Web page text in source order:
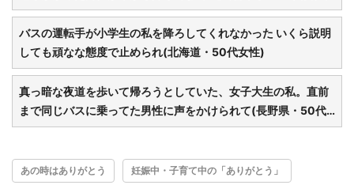
バスの運転手が小学生の私を降ろしてくれなかった いくら説明
しても頑なな態度で止められ(北海道・50代女性)
真っ暗な夜道を歩いて帰ろうとしていた、女子大生の私。直前
まで同じバスに乗ってた男性に声をかけられて(長野県・50代
女性)
あの時はありがとう 妊娠中・子育て中の「ありがとう」